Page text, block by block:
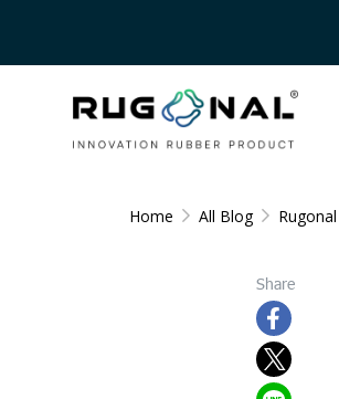
Home All Blog Rugonal
Share